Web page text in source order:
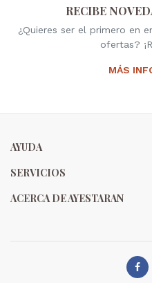
RECIBE
¿Quieres ser el primero en
ofertas?
MÁS
AYUDA
SERVICIOS
ACERCA DE AYESTARAN
